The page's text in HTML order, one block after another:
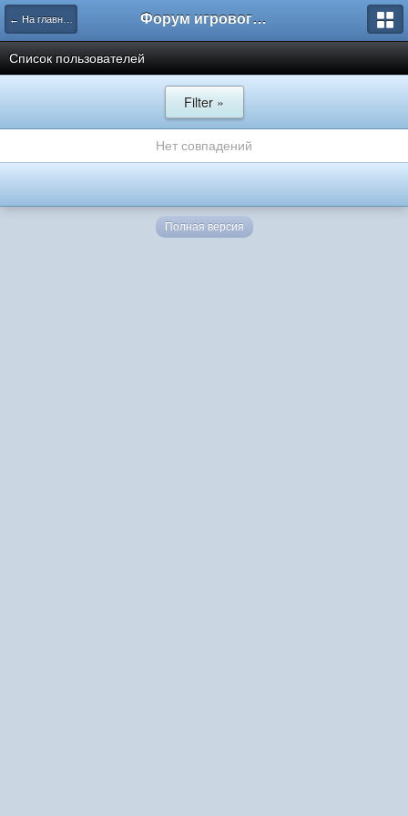
← На главную Форум игрового проекта Riverrise
Список пользователей
Filter »
Нет совпадений
Полная версия